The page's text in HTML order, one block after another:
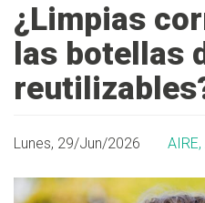
¿Limpias
las botellas
Lunes, 29/Jun/2026